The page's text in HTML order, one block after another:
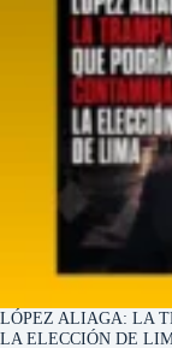
LÓPEZ ALIAGA: LA
LA ELECCIÓN DE